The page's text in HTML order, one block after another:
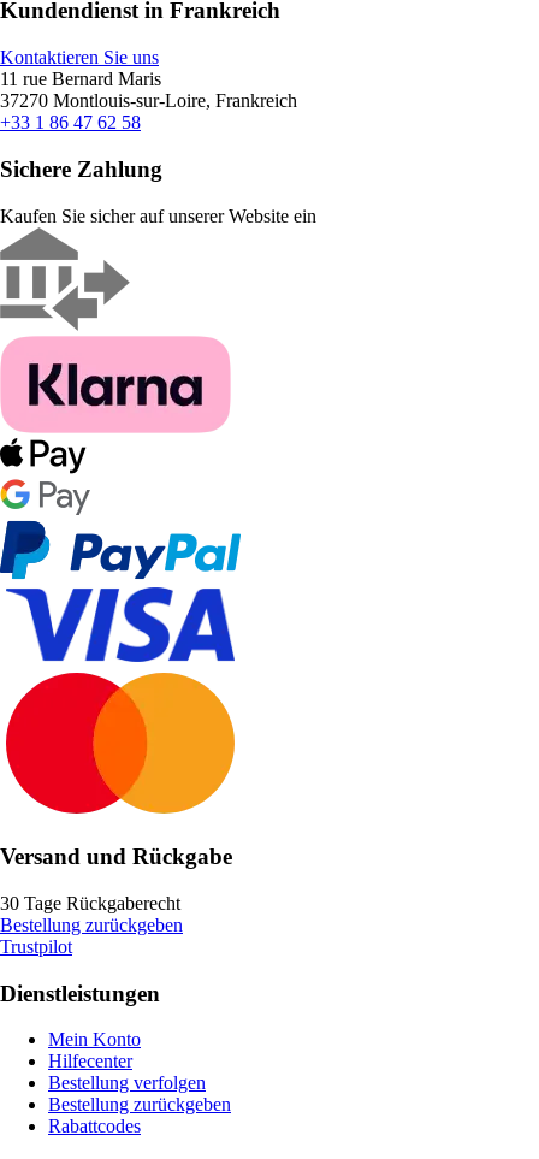
Kundendienst in Frankreich
Kontaktieren Sie uns
11 rue Bernard Maris
37270 Montlouis-sur-Loire, Frankreich
+33 1 86 47 62 58
Sichere Zahlung
Kaufen Sie sicher auf unserer Website ein
Versand und Rückgabe
30 Tage Rückgaberecht
Bestellung zurückgeben
Trustpilot
Dienstleistungen
Mein Konto
Hilfecenter
Bestellung verfolgen
Bestellung zurückgeben
Rabattcodes